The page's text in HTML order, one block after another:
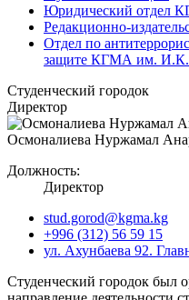
Юридический отдел
Редакционно-
Отдел по
защите КГМА им. И.К.
Студенческий городок
Директор
Осмоналиева Нуржамал
Должность:
Директор
stud.gorod@kgma.kg
+996 (312) 56 59 15
ул. Ахунбаева 92.
Студенческий городок был